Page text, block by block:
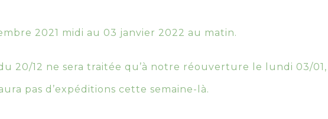
2021 midi au 03 janvier 2022 au matin.
20/12 ne sera traitée qu’à notre réouverture le lundi 03/
pas d’expéditions cette semaine-là.